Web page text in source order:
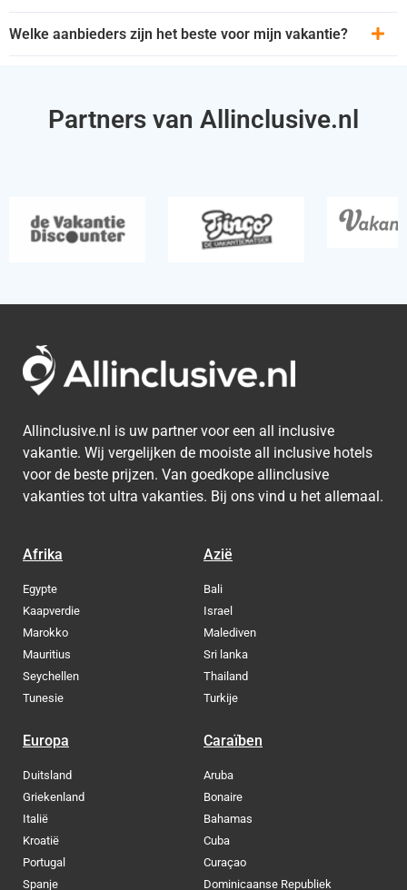
Welke aanbieders zijn het beste voor mijn vakantie?
Partners van Allinclusive.nl
Allinclusive.nl is uw partner voor een all inclusive
vakantie. Wij vergelijken de mooiste all inclusive hotels
voor de beste prijzen. Van goedkope allinclusive
vakanties tot ultra vakanties. Bij ons vind u het allemaal.
Afrika
Egypte
Kaapverdie
Marokko
Mauritius
Seychellen
Tunesie
Azië
Bali
Israel
Malediven
Sri lanka
Thailand
Turkije
Europa
Duitsland
Griekenland
Italië
Kroatië
Portugal
Spanje
Caraïben
Aruba
Bonaire
Bahamas
Cuba
Curaçao
Dominicaanse Republiek